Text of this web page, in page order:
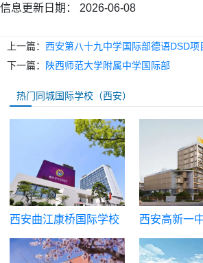
信息更新日期： 2026-06-08
上一篇： 西安第八十九中学国际部德语DSD项
下一篇：
陕西师范大学附属中学国际部
热门同城国际学校（西安）
西安曲江康桥国际学校
西安高新一
（西安高新